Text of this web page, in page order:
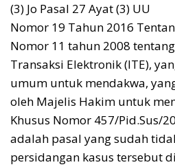
(3) Jo Pasal 27 Ayat (3) UU
Nomor 19 Tahun 2016
Nomor 11 tahun 2008 tentang
Transaksi Elektronik (ITE),
umum untuk mendakwa,
oleh Majelis Hakim untuk
Khusus Nomor 457/Pid.Sus/
adalah pasal yang sudah
persidangan kasus tersebut